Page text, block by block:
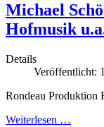
Michael
Hofmusik
Details
Veröffentlicht:
Rondeau Produktion
Weiterlesen …